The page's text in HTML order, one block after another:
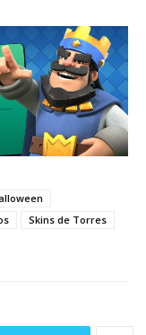
Skins de Torres